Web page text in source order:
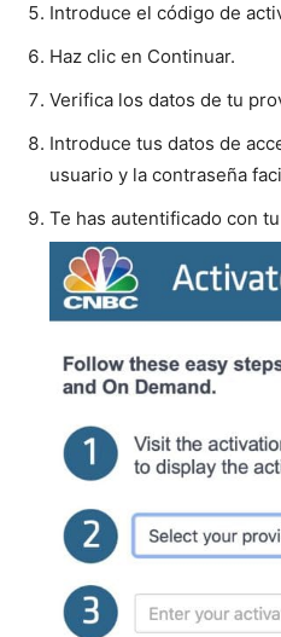
Introduce el código de
Haz clic en Continuar.
Verifica los datos de tu
Introduce tus datos de
usuario y la contraseña
Te has autentificado con